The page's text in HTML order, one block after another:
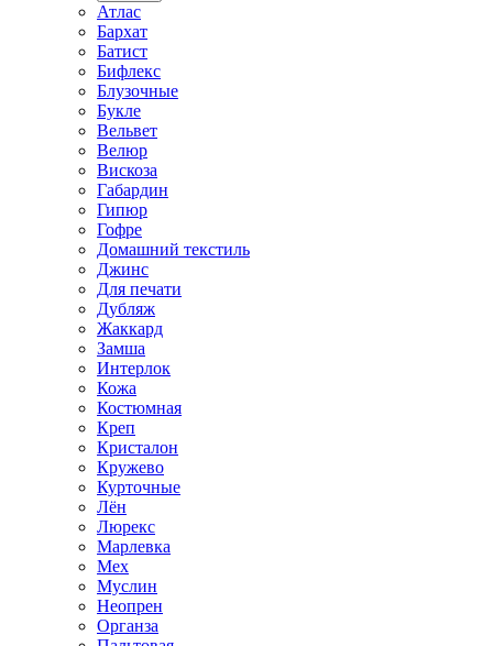
Атлас
Бархат
Батист
Бифлекс
Блузочные
Букле
Вельвет
Велюр
Вискоза
Габардин
Гипюр
Гофре
Домашний текстиль
Джинс
Для печати
Дубляж
Жаккард
Замша
Интерлок
Кожа
Костюмная
Креп
Кристалон
Кружево
Курточные
Лён
Люрекс
Марлевка
Мех
Муслин
Неопрен
Органза